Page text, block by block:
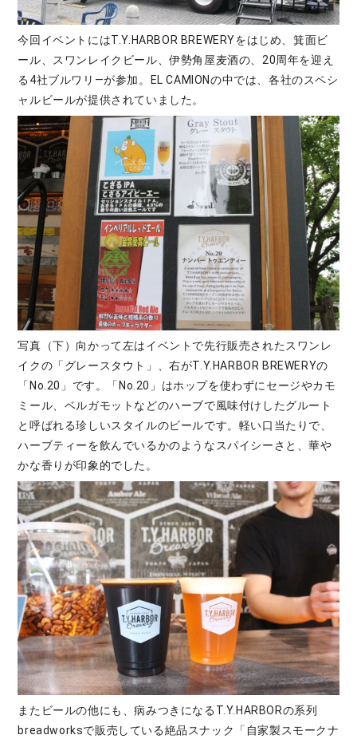
今回イベントにはT.Y.HARBOR BREWERYをはじめ、箕面ビ
ール、スワンレイクビール、伊勢角屋麦酒の、20周年を迎え
る4社ブルワリ―が参加。EL CAMIONの中では、各社のスペシ
ャルビールが提供されていました。
写真（下）向かって左はイベントで先行販売されたスワンレ
イクの「グレースタウト」、右がT.Y.HARBOR BREWERYの
「No.20」です。「No.20」はホップを使わずにセージやカモ
ミール、ベルガモットなどのハーブで風味付けしたグルート
と呼ばれる珍しいスタイルのビールです。軽い口当たりで、
ハーブティーを飲んでいるかのようなスパイシーさと、華や
かな香りが印象的でした。
またビールの他にも、病みつきになるT.Y.HARBORの系列
breadworksで販売している絶品スナック「自家製スモークナ